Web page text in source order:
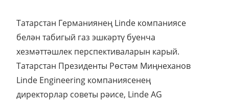
Татарстан Германиянең Linde компаниясе
белән табигый газ эшкәртү буенча
хезмәттәшлек перспективаларын карый.
Татарстан Президенты Рөстәм Миңнеханов
Linde Engineering компаниясенең
директорлар советы рәисе, Linde AG